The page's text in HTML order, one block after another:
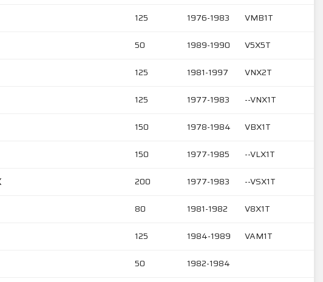
125 1976-1983 VMB1T
50 1989-1990 V5X5T
125 1981-1997 VNX2T
125 1977-1983 --VNX1T
150 1978-1984 VBX1T
150 1977-1985 --VLX1T
200 1977-1983 --VSX1T
80 1981-1982 V8X1T
125 1984-1989 VAM1T
50 1982-1984